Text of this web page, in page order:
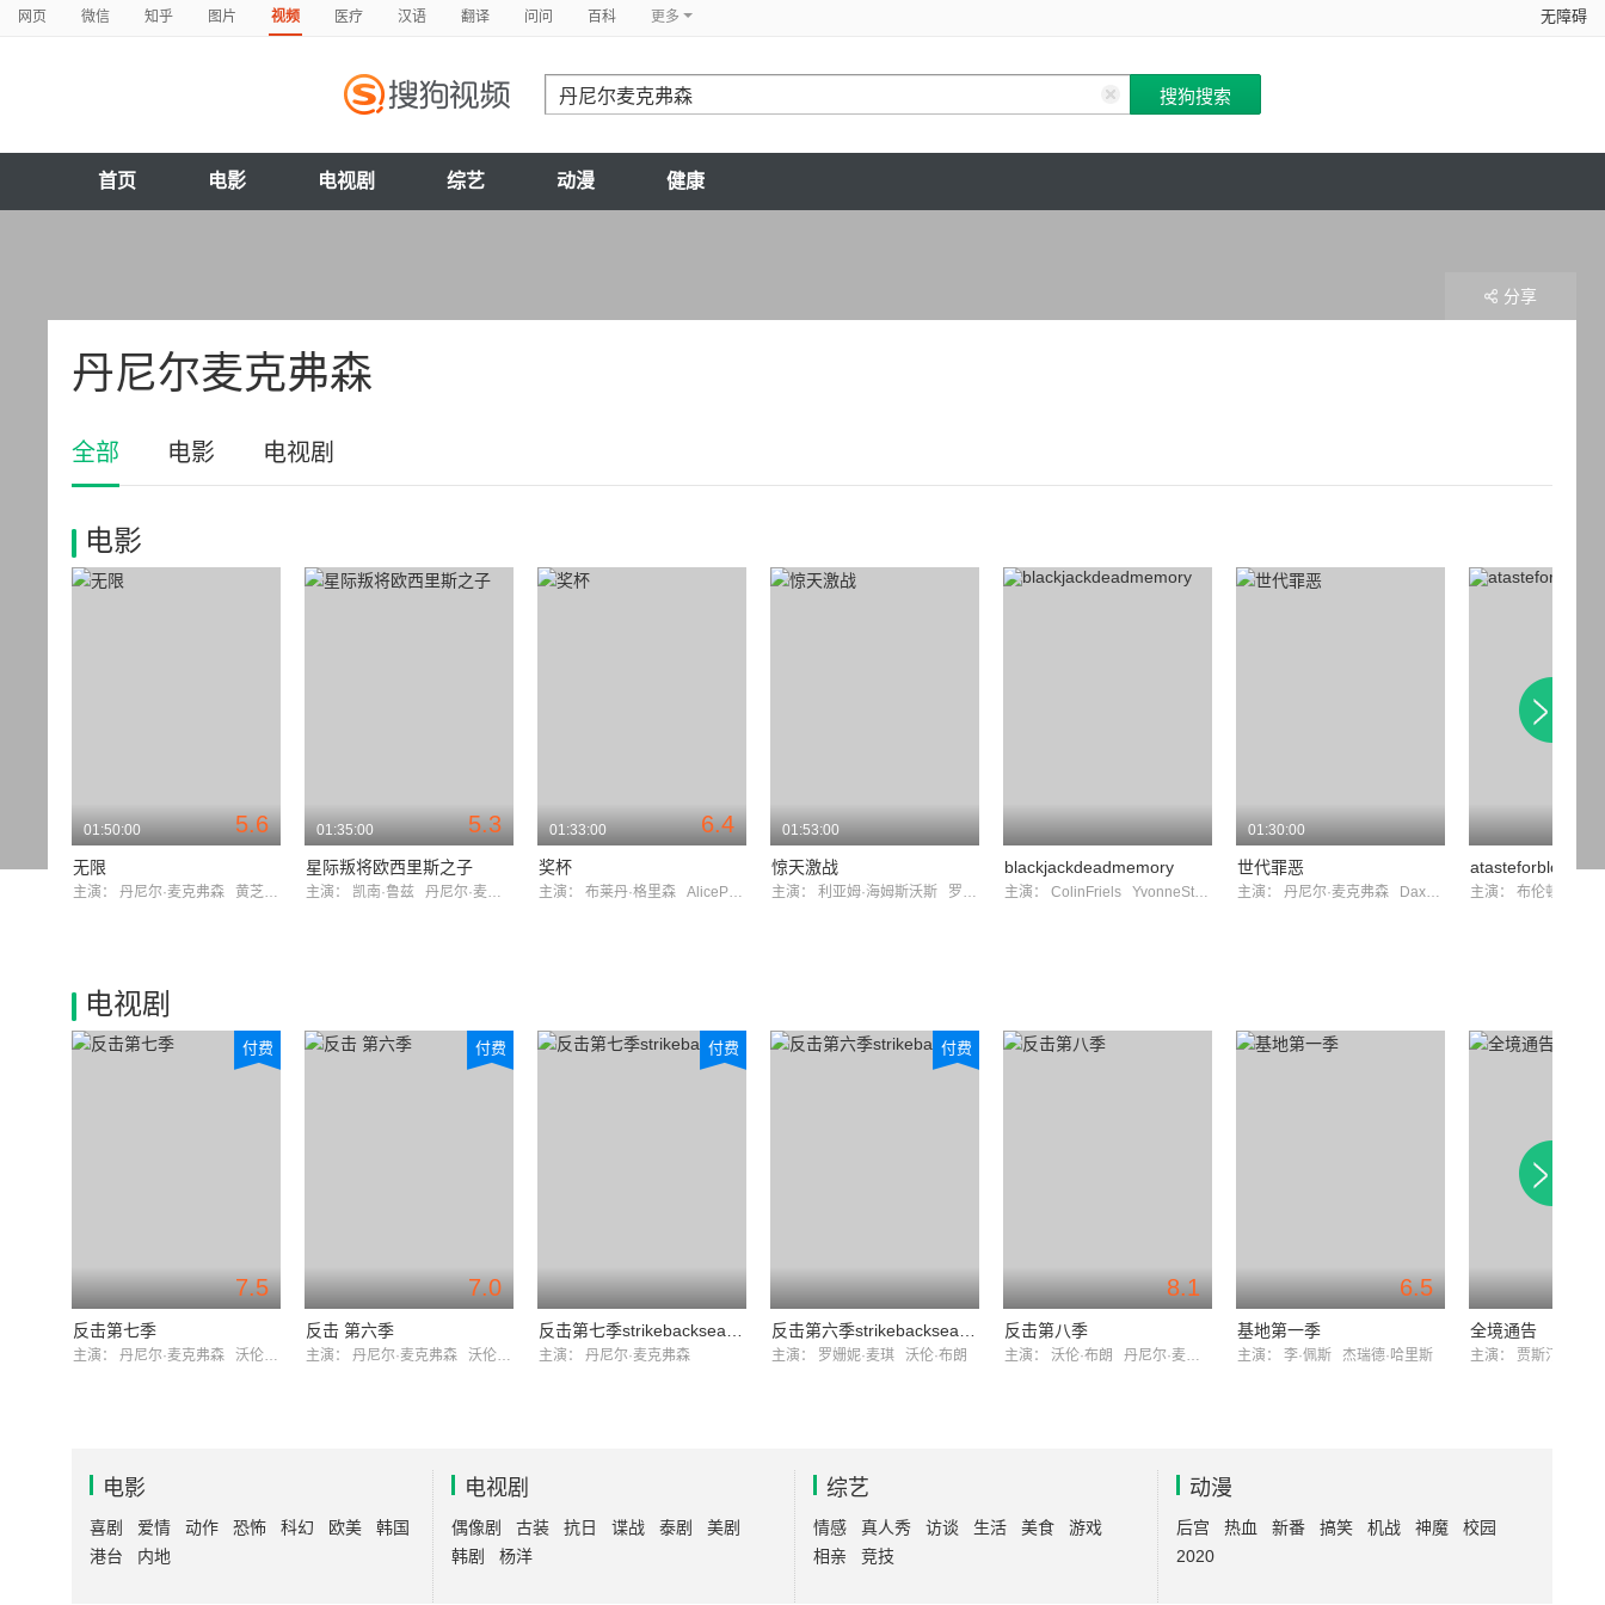
网页 微信 知乎 图片 视频 医疗 汉语 翻译 问问 百科 更多 无障碍
首页 电影 电视剧 综艺 动漫 健康
丹尼尔麦克弗森
分享
全部 电影 电视剧
电影
5.6
01:50:00
无限
主演： 丹尼尔·麦克弗森 黄芝琪
5.3
01:35:00
星际叛将欧西里斯之子
主演： 凯南·鲁兹 丹尼尔·麦克弗森
6.4
01:33:00
奖杯
主演： 布莱丹·格里森 AliceParkinson
01:53:00
惊天激战
主演： 利亚姆·海姆斯沃斯 罗素·克劳
blackjackdeadmemory
主演： ColinFriels YvonneStrahovski
01:30:00
世代罪恶
主演： 丹尼尔·麦克弗森 DaxSpanogle
atasteforblood
主演： 布伦顿·思
电视剧
7.5
付费
反击第七季
主演： 丹尼尔·麦克弗森 沃伦·布朗
7.0
付费
反击 第六季
主演： 丹尼尔·麦克弗森 沃伦·布朗
付费
主演： 丹尼尔·麦克弗森
付费
主演： 罗姗妮·麦琪 沃伦·布朗
8.1
反击第八季
主演： 沃伦·布朗 丹尼尔·麦克弗森
6.5
基地第一季
主演： 李·佩斯 杰瑞德·哈里斯
全境通告
主演： 贾斯汀·柯克
电影
喜剧 爱情 动作 恐怖 科幻 欧美
韩国
港台
内地
电视剧
偶像剧 古装 抗日 谍战 泰剧
美剧
韩剧
杨洋
综艺
情感 真人秀 访谈 生活 美食
游戏
相亲
竞技
动漫
后宫 热血 新番 搞笑 机战 神魔
校园
2020